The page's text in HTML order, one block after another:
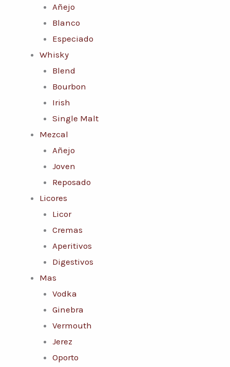
Añejo
Blanco
Especiado
Whisky
Blend
Bourbon
Irish
Single Malt
Mezcal
Añejo
Joven
Reposado
Licores
Licor
Cremas
Aperitivos
Digestivos
Mas
Vodka
Ginebra
Vermouth
Jerez
Oporto